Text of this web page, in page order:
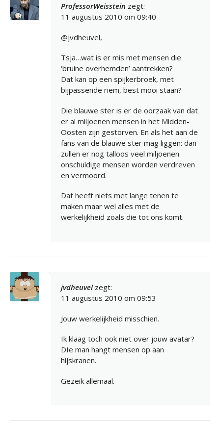
ProfessorWeisstein zegt:
11 augustus 2010 om 09:40
@jvdheuvel,
Tsja…wat is er mis met mensen die
‘bruine overhemden’ aantrekken?
Dat kan op een spijkerbroek, met
bijpassende riem, best mooi staan?
Die blauwe ster is er de oorzaak van dat
er al miljoenen mensen in het Midden-
Oosten zijn gestorven. En als het aan de
fans van de blauwe ster mag liggen: dan
zullen er nog talloos veel miljoenen
onschuldige mensen worden verdreven
en vermoord.
Dat heeft niets met lange tenen te
maken maar wel alles met de
werkelijkheid zoals die tot ons komt.
jvdheuvel zegt:
11 augustus 2010 om 09:53
Jouw werkelijkheid misschien.
Ik klaag toch ook niet over jouw avatar?
DIe man hangt mensen op aan
hijskranen.
Gezeik allemaal.